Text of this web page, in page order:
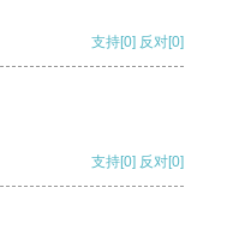
支持[0] 反对[0]
支持[0] 反对[0]